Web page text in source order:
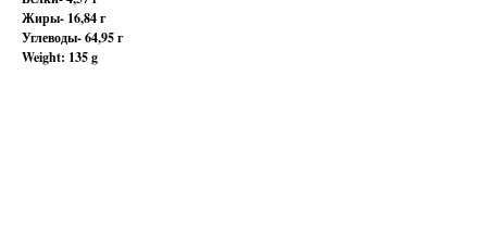
Жиры- 16,84 г
Углеводы- 64,95 г
Weight: 135 g